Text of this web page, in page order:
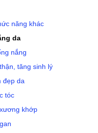
năng khác
da
nắng
tăng sinh lý
đẹp da
tóc
khớp